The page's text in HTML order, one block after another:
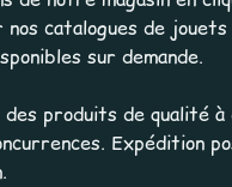
nos catalogues de jouets
sur demande.
des produits de qualité
Expédition